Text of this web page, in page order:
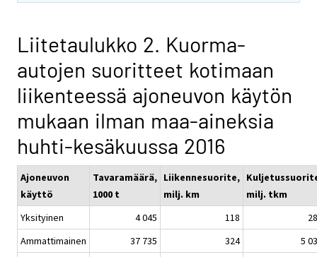
Liitetaulukko 2. Kuorma-
autojen suoritteet kotimaan
liikenteessä ajoneuvon käytön
mukaan ilman maa-aineksia
huhti-kesäkuussa 2016
Ajoneuvon
käyttö
Tavaramäärä,
1000 t
Liikennesuorite,
milj. km
milj. tkm
Yksityinen
4 045 118
Ammattimainen
37 735 324
5